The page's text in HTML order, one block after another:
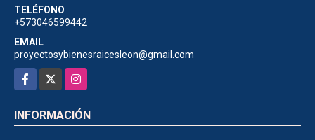
TELÉFONO
+573046599442
EMAIL
proyectosybienesraicesleon@gmail.com
Facebook
Instagram
INFORMACIÓN